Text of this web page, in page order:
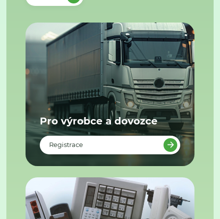
Pro výrobce a dovozce
Registrace